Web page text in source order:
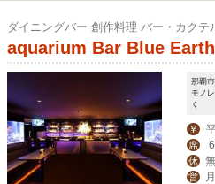
ダイニングバー 創作料理 バー・カクテ
aquarium Bar Blue Earth
那覇
モノ
く
￥
席
休
営